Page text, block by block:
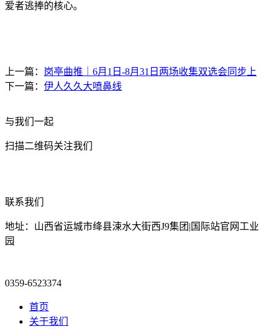
爱者逃捧的核心。
上一篇： 岗亭曲推｜6月1日-8月31日两场收集双选会同步上
下一篇： 伊人久久大喷鼻线
与我们一起
扫描二维码关注我们
联系我们
地址：山西省运城市绛县涑水大街西J9集团|国际站官网工业
园
0359-6523374
首页
关于我们